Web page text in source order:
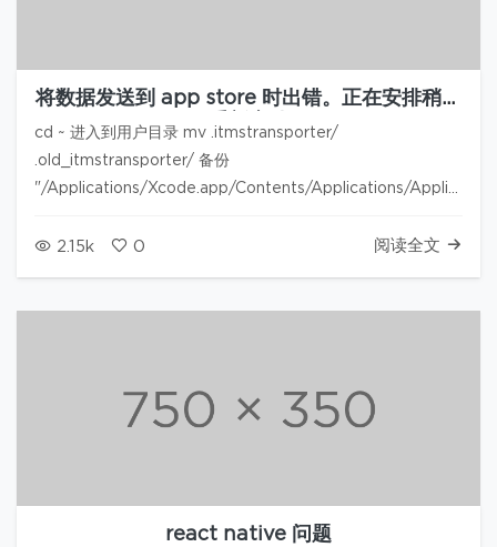
将数据发送到 app store 时出错。正在安排稍后
重新启动
cd ~ 进入到用户目录 mv .itmstransporter/
.old_itmstransporter/ 备份
"/Applications/Xcode.app/Contents/Applications/Application
2.15k 0 阅读全文
react native 问题